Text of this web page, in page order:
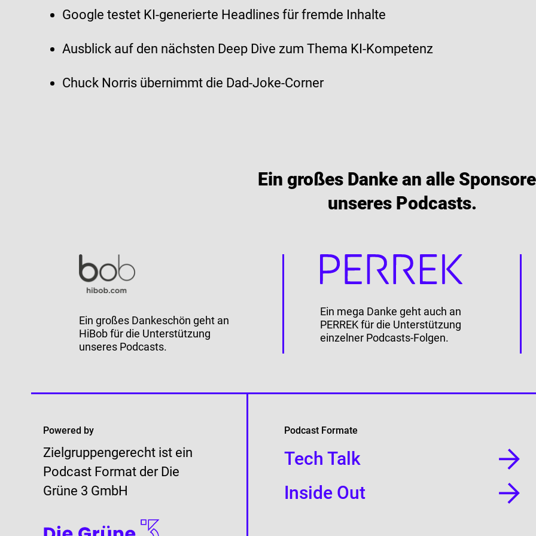
Google testet KI-generierte Headlines für fremde Inhalte
Ausblick auf den nächsten Deep Dive zum Thema KI-Kompetenz
Chuck Norris übernimmt die Dad-Joke-Corner
Ein großes Danke an alle
unseres Podcasts.
Ein großes Dankeschön geht an
HiBobfür die Unterstützung
unseres Podcasts.
Ein mega Danke geht auch an
PERREK für die Unterstützung
einzelner Podcasts-Folgen.
Powered by
Zielgruppengerecht ist ein
Podcast Format der Die
Grüne 3 GmbH
Podcast Formate
Tech Talk
Inside Out